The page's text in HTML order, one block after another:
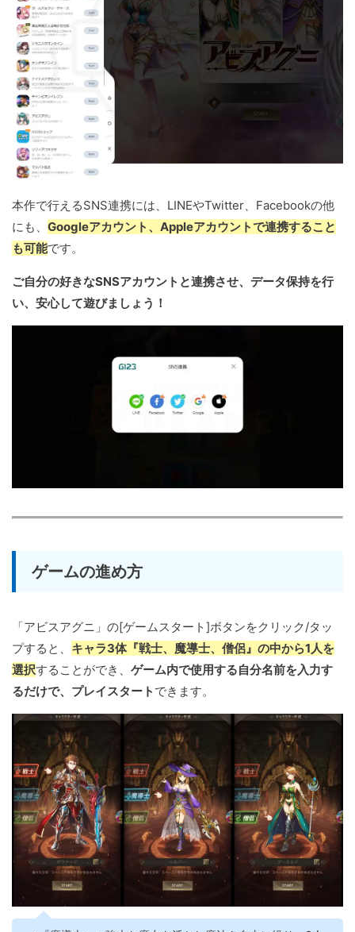
本作で行えるSNS連携には、LINEやTwitter、Facebookの他
にも、 Googleアカウント、Appleアカウントで連携すること
も可能です。
ご自分の好きなSNSアカウントと連携させ、データ保持を行
い、安心して遊びましょう！
ゲームの進め方
「アビスアグニ」の[ゲームスタート]ボタンをクリック/タッ
プすると、 キャラ3体『戦士、魔導士、僧侶』の中から1人を
選択することができ、 ゲーム内で使用する自分名前を入力す
るだけで、プレイスタート できます。